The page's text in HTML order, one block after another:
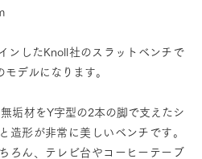
ンしたKnoll社のスラットベンチで
デルになります。
垢材をY字型の2本の脚で支えたシ
造形が非常に美しいベンチです。
ろん、テレビ台やコーヒーテーブ